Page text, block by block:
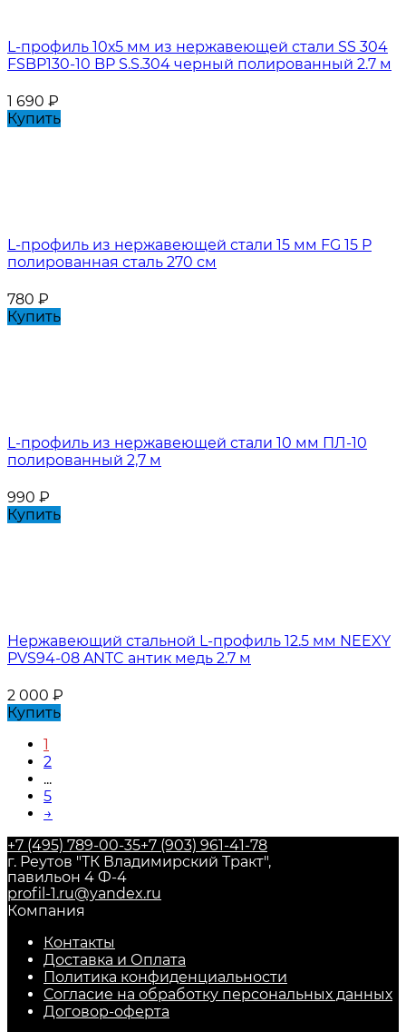
L-профиль 10х5 мм из нержавеющей стали SS 304
FSBP130-10 BP S.S.304 черный полированный 2.7 м
1 690 ₽
Купить
L-профиль из нержавеющей стали 15 мм FG 15 P
полированная сталь 270 см
780 ₽
Купить
L-профиль из нержавеющей стали 10 мм ПЛ-10
полированный 2,7 м
990 ₽
Купить
Нержавеющий стальной L-профиль 12.5 мм NEEXY
PVS94-08 ANTC антик медь 2.7 м
2 000 ₽
Купить
1
2
...
5
→
+7 (495) 789-00-35+7 (903) 961-41-78
г. Реутов "ТК Владимирский Тракт",
павильон 4 Ф-4
profil-1.ru@yandex.ru
Компания
Контакты
Доставка и Оплата
Политика конфиденциальности
Согласие на обработку персональных данных
Договор-оферта